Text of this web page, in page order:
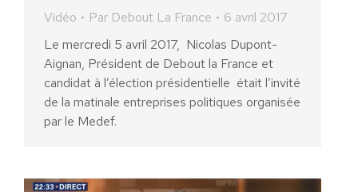
Vidéo Par Debout La France
6 avril 2017
Le mercredi 5 avril 2017, Nicolas Dupont-
Aignan, Président de Debout la France et
candidat à l’élection présidentielle était l’invité
de la matinale entreprises politiques organisée
par le Medef.